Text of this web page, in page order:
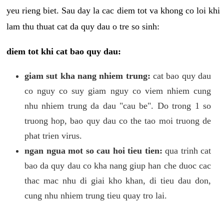
yeu rieng biet. Sau day la cac diem tot va khong co loi khi
lam thu thuat cat da quy dau o tre so sinh:
diem tot khi cat bao quy dau:
giam sut kha nang nhiem trung: cat bao quy dau
co nguy co suy giam nguy co viem nhiem cung
nhu nhiem trung da dau "cau be". Do trong 1 so
truong hop, bao quy dau co the tao moi truong de
phat trien virus.
ngan ngua mot so cau hoi tieu tien: qua trinh cat
bao da quy dau co kha nang giup han che duoc cac
thac mac nhu di giai kho khan, di tieu dau don,
cung nhu nhiem trung tieu quay tro lai.